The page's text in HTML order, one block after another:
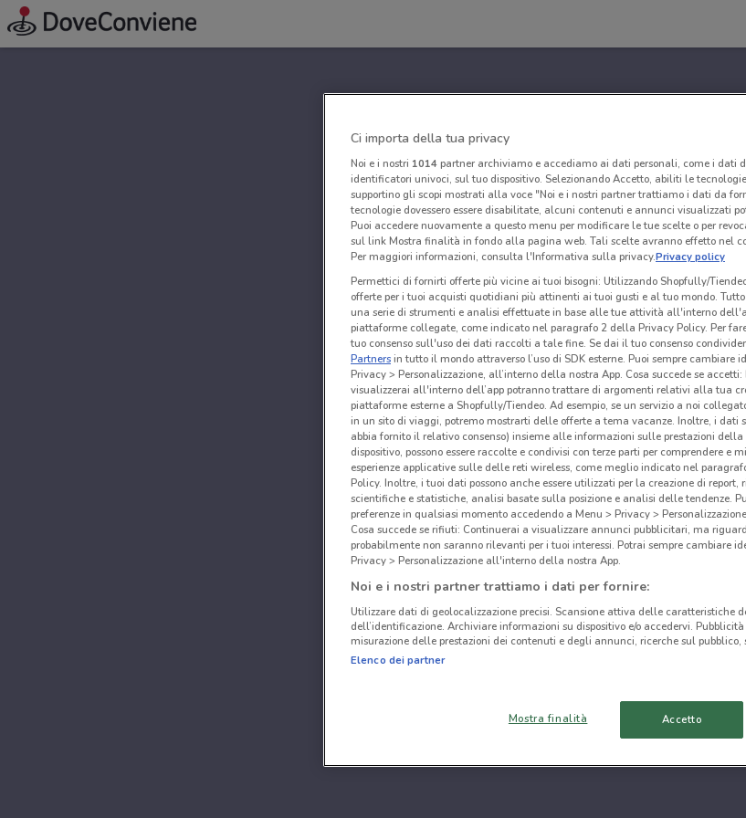
Ci importa della tua privacy
Noi e i nostri 1014partner archiviamo e accediamo ai dati personali, come i dati
identificatori univoci, sul tuo dispositivo. Selezionando Accetto, abiliti le
supportino gli scopi mostrati alla voce "Noi e i nostri partner trattiamo i dati da
tecnologie dovessero essere disabilitate, alcuni contenuti e annunci visualizzati
Puoi accedere nuovamente a questo menu per modificare le tue scelte o per
sul link Mostra finalità in fondo alla pagina web. Tali scelte avranno effetto nel
Per maggiori informazioni, consulta l'Informativa sulla privacy.Privacy policy
Permettici di fornirti offerte più vicine ai tuoi bisogni: Utilizzando Shopfully/
offerte per i tuoi acquisti quotidiani più attinenti ai tuoi gusti e al tuo mondo. Tutto
una serie di strumenti e analisi effettuate in base alle tue attività all'interno
piattaforme collegate, come indicato nel paragrafo 2 della Privacy Policy. Per
tuo consenso sull'uso dei dati raccolti a tale fine. Se dai il tuo consenso
Partnersin tutto il mondo attraverso l’uso di SDK esterne. Puoi sempre cambiare
Privacy > Personalizzazione, all’interno della nostra App. Cosa succede se
visualizzerai all'interno dell’app potranno trattare di argomenti relativi alla tua
piattaforme esterne a Shopfully/Tiendeo. Ad esempio, se un servizio a noi
in un sito di viaggi, potremo mostrarti delle offerte a tema vacanze. Inoltre, i dati
abbia fornito il relativo consenso) insieme alle informazioni sulle prestazioni
dispositivo, possono essere raccolte e condivisi con terze parti per comprendere e
esperienze applicative sulle delle reti wireless, come meglio indicato nel
Policy. Inoltre, i tuoi dati possono anche essere utilizzati per la creazione di report,
scientifiche e statistiche, analisi basate sulla posizione e analisi delle tendenze.
preferenze in qualsiasi momento accedendo a Menu > Privacy >
Cosa succede se rifiuti: Continuerai a visualizzare annunci pubblicitari, ma
probabilmente non saranno rilevanti per i tuoi interessi. Potrai sempre cambiare
Privacy > Personalizzazione all'interno della nostra App.
Noi e i nostri partner trattiamo i dati per fornire:
Utilizzare dati di geolocalizzazione precisi. Scansione attiva delle caratteristiche
dell’identificazione. Archiviare informazioni su dispositivo e/o accedervi.
misurazione delle prestazioni dei contenuti e degli annunci, ricerche sul pubblico,
Elenco dei partner
Mostra finalità Accetto